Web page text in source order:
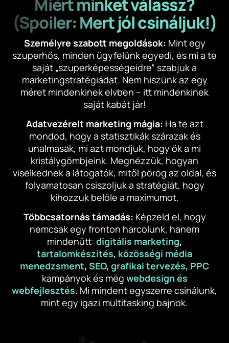
(Spoiler: Mert jól csináljuk!)
Személyre szabott megoldások: Mint egy
szuperhős, minden ügyfelünk egyedi, és mi a te
saját „szuperképességeidre” szabjuk a
marketingstratégiádat. Nem hiszünk az egy
méret mindenkinek elvben – itt mindenkinek
saját kabát jár!
Adatvezérelt marketing mágia: Ha te azt
mondod, hogy a statisztikák szárazak és
unalmasak, mi azt mondjuk, hogy ők a mi
kristálygömbjeink. Megnézzük, hogyan
viselkednek a látogatók, mitől pörög az oldal, és
folyamatosan csiszoljuk a stratégiát, hogy
kihozzuk belőle a maximumot.
Többcsatornás támadás: Képzeld el, hogy
nemcsak egy fronton harcolunk, hanem
mindenütt: digitális marketing,
tartalomkészítés, közösségi média
menedzsment, SEO, grafikai tervezés, PPC
kampányok és még webdesign és
webfejlesztés. Mi mindent egyszerre csinálunk,
mint egy igazi multitasking bajnok.